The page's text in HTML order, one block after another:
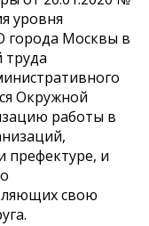
уровня
города Москвы в
труда
Окружной
работы в
и
свою